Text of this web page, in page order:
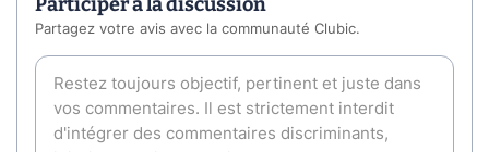
Partagez votre avis avec la communauté Clubic.